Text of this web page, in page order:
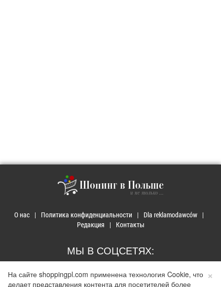
Шопинг в Польше
и не только ...
О нас Политика конфиденциальности
Dla reklamodawców
Редакция
Контакты
МЫ В СОЦСЕТЯХ:
×
На сайте shoppingpl.com применена технология Cookie, что
делает представления контента для посетителей более